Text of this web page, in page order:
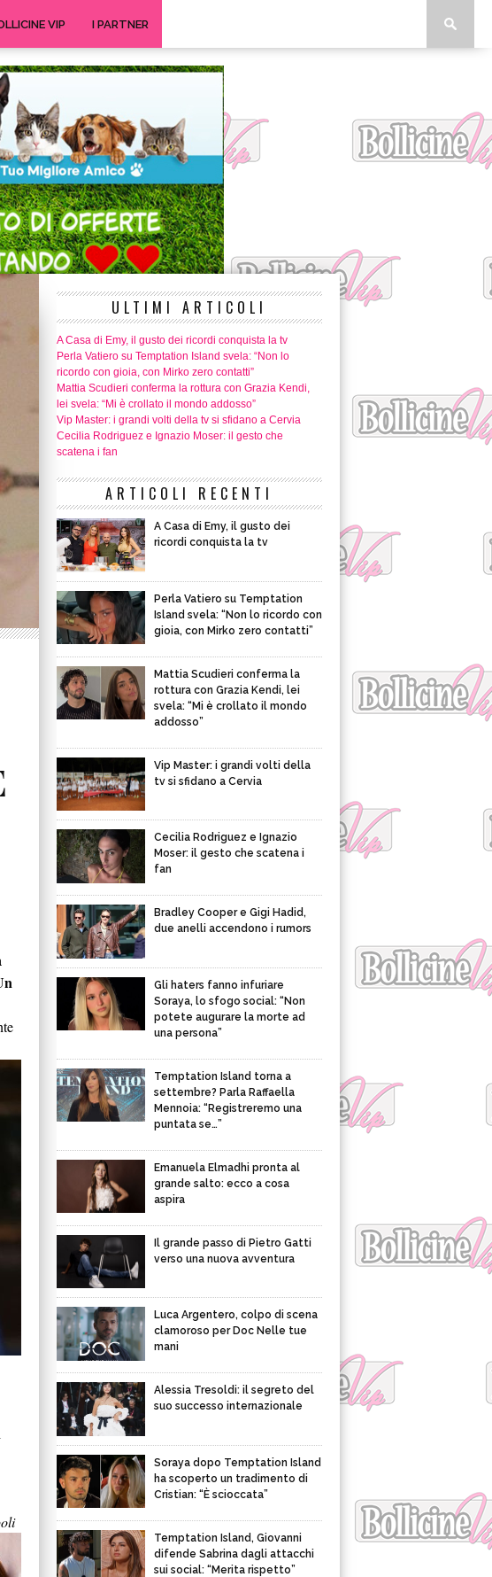
VIP I PARTNER
ULTIMI ARTICOLI
A Casa di Emy, il gusto dei ricordi conquista la tv
Perla Vatiero su Temptation Island svela: “Non lo
ricordo con gioia, con Mirko zero contatti”
Mattia Scudieri conferma la rottura con Grazia Kendi,
lei svela: “Mi è crollato il mondo addosso”
Vip Master: i grandi volti della tv si sfidano a Cervia
Cecilia Rodriguez e Ignazio Moser: il gesto che
scatena i fan
ARTICOLI RECENTI
A Casa di Emy, il gusto dei
ricordi conquista la tv
Perla Vatiero su Temptation
Island svela: “Non lo ricordo con
gioia, con Mirko zero contatti”
Mattia Scudieri conferma la
rottura con Grazia Kendi, lei
svela: “Mi è crollato il mondo
addosso”
Vip Master: i grandi volti della
tv si sfidano a Cervia
Cecilia Rodriguez e Ignazio
Moser: il gesto che scatena i
fan
Bradley Cooper e Gigi Hadid,
due anelli accendono i rumors
Gli haters fanno infuriare
Soraya, lo sfogo social: “Non
potete augurare la morte ad
una persona”
Temptation Island torna a
settembre? Parla Raffaella
Mennoia: “Registreremo una
puntata se…”
Emanuela Elmadhi pronta al
grande salto: ecco a cosa
aspira
Il grande passo di Pietro Gatti
verso una nuova avventura
Luca Argentero, colpo di scena
clamoroso per Doc Nelle tue
mani
Alessia Tresoldi: il segreto del
suo successo internazionale
Soraya dopo Temptation Island
ha scoperto un tradimento di
Cristian: “È scioccata”
Temptation Island, Giovanni
difende Sabrina dagli attacchi
sui social: “Merita rispetto”